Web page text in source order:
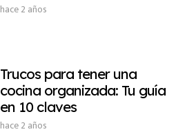
hace 2 años
Trucos para tener una
cocina organizada: Tu guía
en 10 claves
hace 2 años